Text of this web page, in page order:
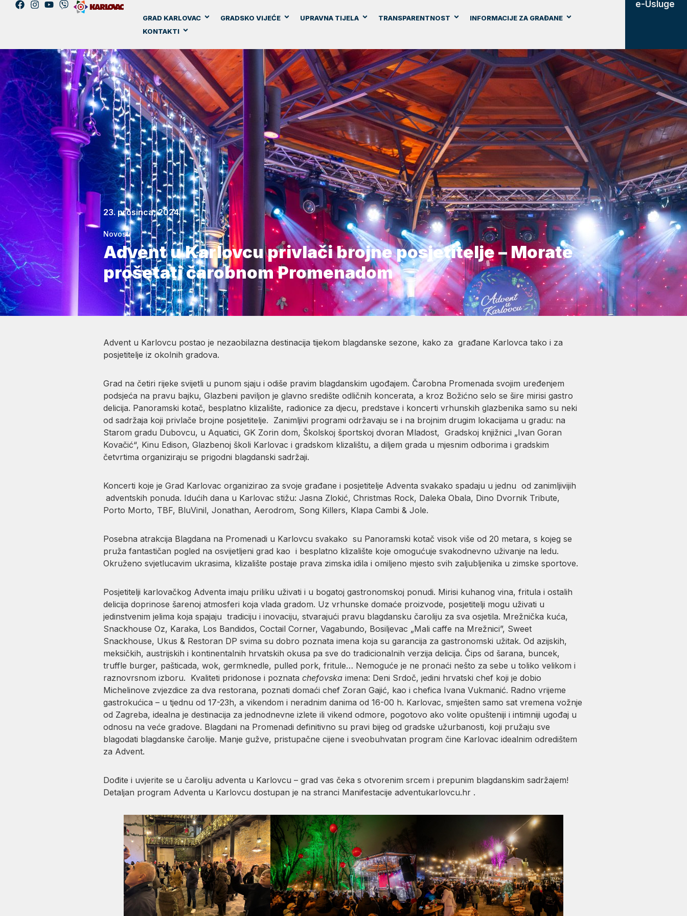
GRAD KARLOVAC GRADSKO VIJEĆE UPRAVNA TIJELA TRANSPARENTNOST
INFORMACIJE ZA GRAĐANE
KONTAKTI
e-Usluge
23. prosinca, 2024.
Novosti
Advent u Karlovcu privlači brojne posjetitelje – Morate
prošetati čarobnom Promenadom
Advent u Karlovcu postao je nezaobilazna destinacija tijekom blagdanske sezone, kako za građane Karlovca tako i za
posjetitelje iz okolnih gradova.
Grad na četiri rijeke svijetli u punom sjaju i odiše pravim blagdanskim ugođajem. Čarobna Promenada svojim uređenjem
podsjeća na pravu bajku, Glazbeni paviljon je glavno središte odličnih koncerata, a kroz Božićno selo se šire mirisi gastro
delicija. Panoramski kotač, besplatno klizalište, radionice za djecu, predstave i koncerti vrhunskih glazbenika samo su neki
od sadržaja koji privlače brojne posjetitelje. Zanimljivi programi održavaju se i na brojnim drugim lokacijama u gradu: na
Starom gradu Dubovcu, u Aquatici, GK Zorin dom, Školskoj športskoj dvoran Mladost, Gradskoj knjižnici „Ivan Goran
Kovačić“, Kinu Edison, Glazbenoj školi Karlovac i gradskom klizalištu, a diljem grada u mjesnim odborima i gradskim
četvrtima organiziraju se prigodni blagdanski sadržaji.
Koncerti koje je Grad Karlovac organizirao za svoje građane i posjetitelje Adventa svakako spadaju u jednu od zanimljivijih
adventskih ponuda. Idućih dana u Karlovac stižu: Jasna Zlokić, Christmas Rock, Daleka Obala, Dino Dvornik Tribute,
Porto Morto, TBF, BluVinil, Jonathan, Aerodrom, Song Killers, Klapa Cambi & Jole.
Posebna atrakcija Blagdana na Promenadi u Karlovcu svakako su Panoramski kotač visok više od 20 metara, s kojeg se
pruža fantastičan pogled na osvijetljeni grad kao i besplatno klizalište koje omogućuje svakodnevno uživanje na ledu.
Okruženo svjetlucavim ukrasima, klizalište postaje prava zimska idila i omiljeno mjesto svih zaljubljenika u zimske sportove.
Posjetitelji karlovačkog Adventa imaju priliku uživati i u bogatoj gastronomskoj ponudi. Mirisi kuhanog vina, fritula i ostalih
delicija doprinose šarenoj atmosferi koja vlada gradom. Uz vrhunske domaće proizvode, posjetitelji mogu uživati u
jedinstvenim jelima koja spajaju tradiciju i inovaciju, stvarajući pravu blagdansku čaroliju za sva osjetila. Mrežnička kuća,
Snackhouse Oz, Karaka, Los Bandidos, Coctail Corner, Vagabundo, Bosiljevac „Mali caffe na Mrežnici”, Sweet
Snackhouse, Ukus & Restoran DP svima su dobro poznata imena koja su garancija za gastronomski užitak. Od azijskih,
meksičkih, austrijskih i kontinentalnih hrvatskih okusa pa sve do tradicionalnih verzija delicija. Čips od šarana, buncek,
truffle burger, pašticada, wok, germknedle, pulled pork, fritule… Nemoguće je ne pronaći nešto za sebe u toliko velikom i
raznovrsnom izboru. Kvaliteti pridonose i poznata chefovska imena: Deni Srdoč, jedini hrvatski chef koji je dobio
Michelinove zvjezdice za dva restorana, poznati domaći chef Zoran Gajić, kao i chefica Ivana Vukmanić. Radno vrijeme
gastrokućica – u tjednu od 17-23h, a vikendom i neradnim danima od 16-00 h. Karlovac, smješten samo sat vremena vožnje
od Zagreba, idealna je destinacija za jednodnevne izlete ili vikend odmore, pogotovo ako volite opušteniji i intimniji ugođaj u
odnosu na veće gradove. Blagdani na Promenadi definitivno su pravi bijeg od gradske užurbanosti, koji pružaju sve
blagodati blagdanske čarolije. Manje gužve, pristupačne cijene i sveobuhvatan program čine Karlovac idealnim odredištem
za Advent.
Dođite i uvjerite se u čaroliju adventa u Karlovcu – grad vas čeka s otvorenim srcem i prepunim blagdanskim sadržajem!
Detaljan program Adventa u Karlovcu dostupan je na stranci Manifestacije adventukarlovcu.hr .